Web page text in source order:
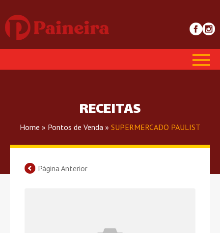
RECEITAS
Home » Pontos de Venda » SUPERMERCADO PAULIST
Página Anterior